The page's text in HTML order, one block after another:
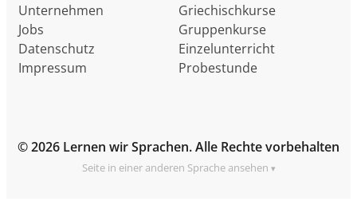
Unternehmen
Jobs
Datenschutz
Impressum
Griechischkurse
Gruppenkurse
Einzelunterricht
Probestunde
© 2026 Lernen wir Sprachen. Alle Rechte vorbehalten
Seite in einer anderen Sprache ansehen